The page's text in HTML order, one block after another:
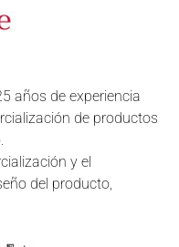
años de experiencia
de productos
y el
del producto,